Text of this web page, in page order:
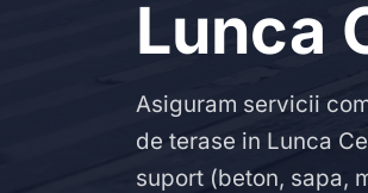
Lunca
Asiguram servicii
de terase in Lunca
suport (beton, sapa,